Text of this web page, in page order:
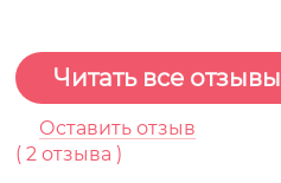
Читать все отзывы
Оставить отзыв
(2 отзывa )